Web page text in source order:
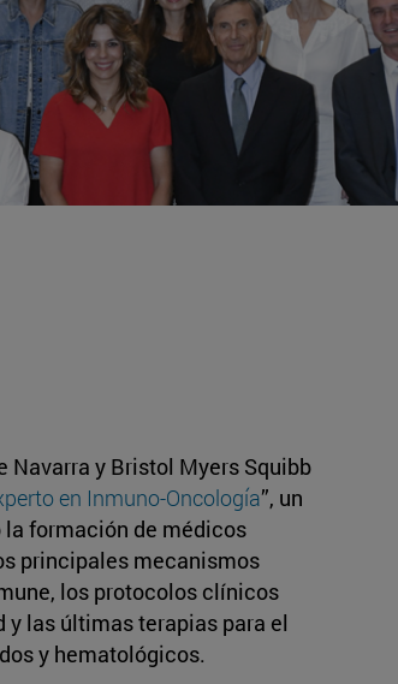
Navarra y Bristol Myers Squibb
en Inmuno-Oncología”, un
formación de médicos
principales mecanismos
los protocolos clínicos
las últimas terapias para el
y hematológicos.